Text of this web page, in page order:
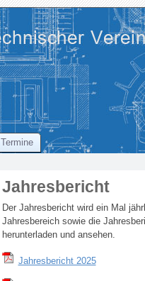
Termine
Jahresbericht
Der Jahresbericht wird ein Mal
Jahresbereich sowie die
herunterladen und ansehen.
Jahresbericht 2025